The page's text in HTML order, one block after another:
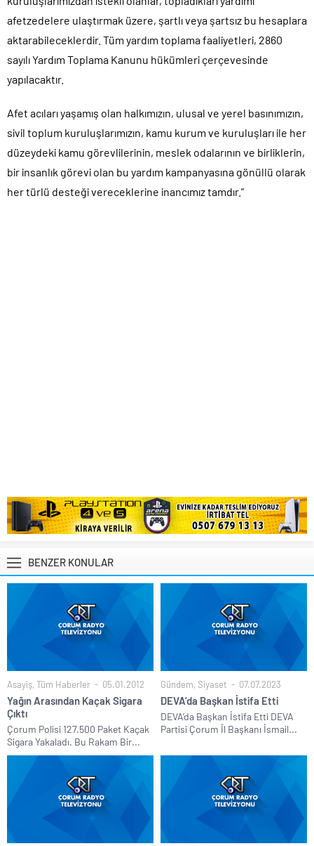
afetzedelere ulaştırmak üzere, şartlı veya şartsız bu hesaplara
aktarabileceklerdir. Tüm yardım toplama faaliyetleri, 2860
sayılı Yardım Toplama Kanunu hükümleri çerçevesinde
yapılacaktır.
Afet acıları yaşamış olan halkımızın, ulusal ve yerel basınımızın,
sivil toplum kuruluşlarımızın, kamu kurum ve kuruluşları ile her
düzeydeki kamu görevlilerinin, meslek odalarının ve birliklerin,
bir insanlık görevi olan bu yardım kampanyasına gönüllü olarak
her türlü desteği vereceklerine inancımız tamdır.”
BENZER KONULAR
Asayiş, Tüm Haberler 05.01.2012
Yağın Arasından Kaçak Sigara
Çıktı
Çorum Polisi 127.500 Paket Kaçak
Sigara Yakaladı. Bu Rakam Bir...
Gündem, Siyaset 07.07.2023
DEVA’da Başkan İstifa Etti
DEVA’da Başkan İstifa Etti DEVA
Partisi Çorum İl Başkanı İsmail...